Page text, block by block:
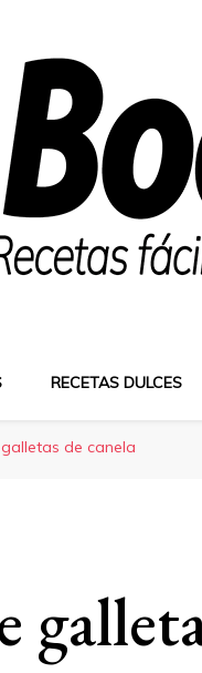
RECETAS DULCES
de canela